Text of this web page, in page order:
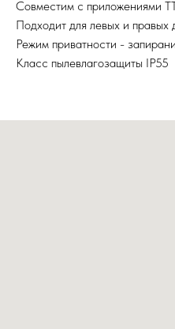
Совместим с приложениями
Подходит для левых и правых
Режим приватности -
Класс пылевлагозащиты IP55